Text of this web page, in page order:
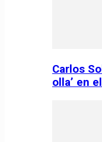
Carlos
olla’ en